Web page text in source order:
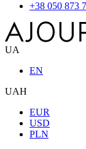
+38 050 873
UA
EN
UAH
EUR
USD
PLN